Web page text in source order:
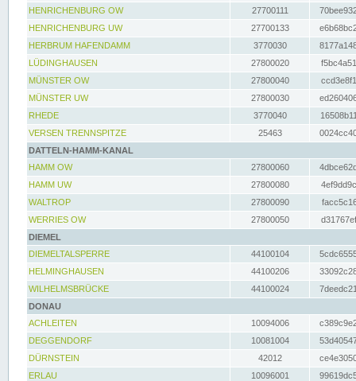
HENRICHENBURG OW
27700111
HENRICHENBURG UW
27700133
HERBRUM HAFENDAMM
3770030
LÜDINGHAUSEN
27800020
MÜNSTER OW
27800040
MÜNSTER UW
27800030
RHEDE
3770040
VERSEN TRENNSPITZE
25463
DATTELN-HAMM-KANAL
HAMM OW
27800060
HAMM UW
27800080
WALTROP
27800090
WERRIES OW
27800050
DIEMEL
DIEMELTALSPERRE
44100104
HELMINGHAUSEN
44100206
WILHELMSBRÜCKE
44100024
DONAU
ACHLEITEN
10094006
DEGGENDORF
10081004
DÜRNSTEIN
42012
ERLAU
10096001